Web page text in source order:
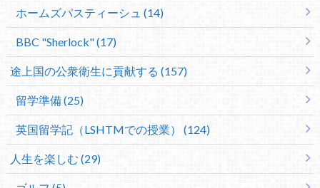
ホームズパスティーシュ (14)
BBC "Sherlock" (17)
途上国の公衆衛生に貢献する (157)
留学準備 (25)
英国留学記（LSHTMでの授業） (124)
人生を楽しむ (29)